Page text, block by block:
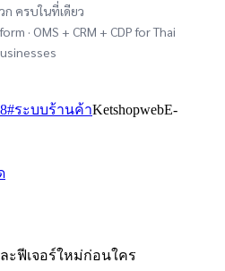
ก ครบในที่เดียว
· OMS + CRM + CDP for Thai
#ระบบร้านค้าKetshopwebE-
ละฟีเจอร์ใหม่ก่อนใคร